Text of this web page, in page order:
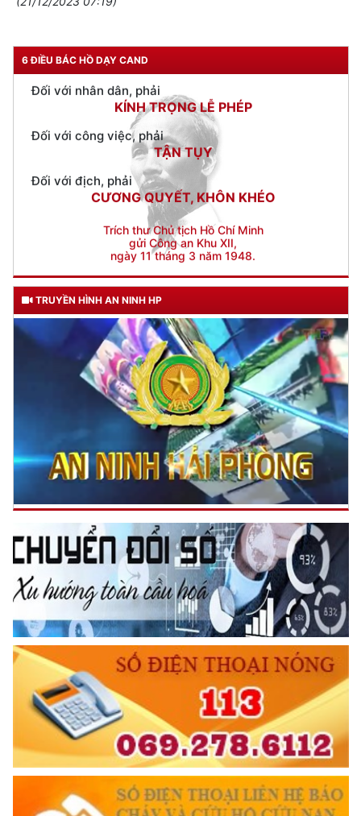
6 ĐIỀU BÁC HỒ DẠY CAND
KÍNH TRỌNG LỄ PHÉP
Đối với công việc, phải
TẬN TỤY
Đối với địch, phải
CƯƠNG QUYẾT, KHÔN KHÉO
Trích thư Chủ tịch Hồ Chí Minh
gửi Công an Khu XII,
ngày 11 tháng 3 năm 1948.
TRUYỀN HÌNH AN NINH HP